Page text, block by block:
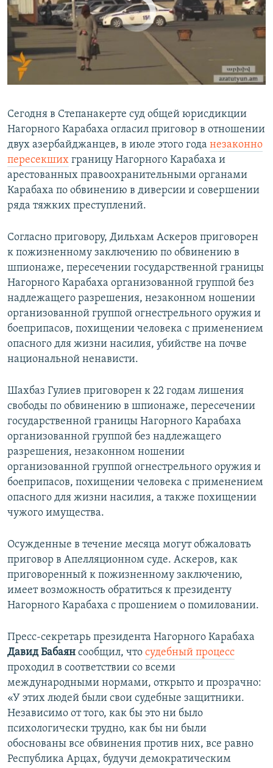
Հայերեն
English
Русский
No media source currently available
Сегодня в Степанакерте суд общей юрисдикции
Нагорного Карабаха огласил приговор в отношении
двух азербайджанцев, в июле этого года незаконно
пересекших границу Нагорного Карабаха и
арестованных правоохранительными органами
Карабаха по обвинению в диверсии и совершении
ряда тяжких преступлений.
Согласно приговору, Дильхам Аскеров приговорен
к пожизненному заключению по обвинению в
шпионаже, пересечении государственной границы
Нагорного Карабаха организованной группой без
надлежащего разрешения, незаконном ношении
организованной группой огнестрельного оружия и
боеприпасов, похищении человека с применением
опасного для жизни насилия, убийстве на почве
национальной ненависти.
Шахбаз Гулиев приговорен к 22 годам лишения
свободы по обвинению в шпионаже, пересечении
государственной границы Нагорного Карабаха
организованной группой без надлежащего
разрешения, незаконном ношении
организованной группой огнестрельного оружия и
боеприпасов, похищении человека с применением
опасного для жизни насилия, а также похищении
чужого имущества.
Осужденные в течение месяца могут обжаловать
приговор в Апелляционном суде. Аскеров, как
приговоренный к пожизненному заключению,
имеет возможность обратиться к президенту
Нагорного Карабаха с прошением о помиловании.
Пресс-секретарь президента Нагорного Карабаха
Давид Бабаян сообщил, что судебный процесс
проходил в соответствии со всеми
международными нормами, открыто и прозрачно:
«У этих людей были свои судебные защитники.
Независимо от того, как бы это ни было
психологически трудно, как бы ни были
обоснованы все обвинения против них, все равно
Республика Арцах, будучи демократическим